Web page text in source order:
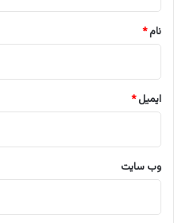
نام*
ایمیل*
وب‌ سایت